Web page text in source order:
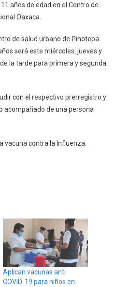
En
años de edad en el Centro de
Oaxaca.
de salud urbano de Pinotepa
será este miércoles, jueves y
la tarde para primera y segunda
con el respectivo prerregistro y
acompañado de una persona
vacuna contra la Influenza.
Aplican vacunas anti
COVID-19 para niños en